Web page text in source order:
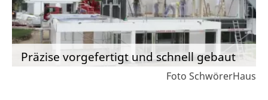
Präzise vorgefertigt und schnell gebaut
Foto SchwörerHaus